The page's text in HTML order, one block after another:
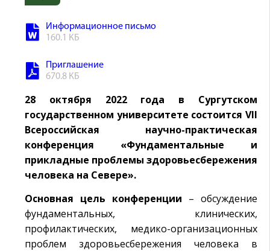
Информационное письмо
160.1 КБ
Приглашение
670.8 КБ
28 октября 2022 года в Сургутском
государственном университете состоится VII
Всероссийская научно-практическая
конференция «Фундаментальные и
прикладные проблемы здоровьесбережения
человека на Севере».
Основная цель конференции – обсуждение
фундаментальных, клинических,
профилактических, медико-организационных
проблем здоровьесбережения человека в